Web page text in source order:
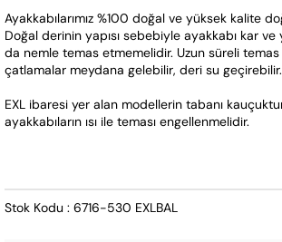
Ayakkabılarımız %100 doğal ve yüksek kalite
Doğal derinin yapısı sebebiyle ayakkabı kar
da nemle temas etmemelidir. Uzun süreli
çatlamalar meydana gelebilir, deri su geçirebilir.
EXL ibaresi yer alan modellerin tabanı
ayakkabıların ısı ile teması engellenmelidir.
Stok Kodu : 6716-530 EXLBAL